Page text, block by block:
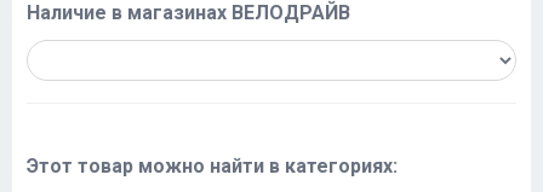
Наличие в магазинах ВЕЛОДРАЙВ
Этот товар можно найти в категориях: